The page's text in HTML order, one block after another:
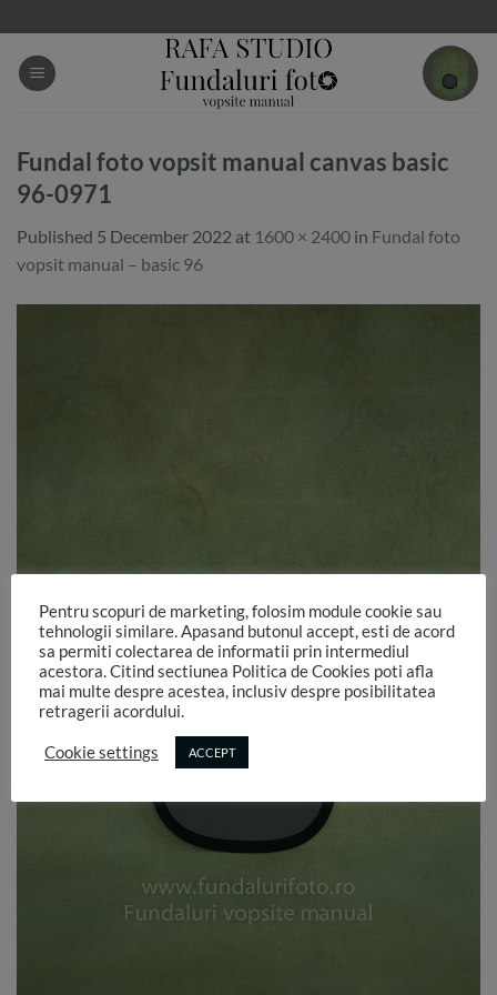
to
content
Fundal foto vopsit manual canvas basic
96-0971
Published 5 December 2022 at 1600 × 2400 in Fundal foto
vopsit manual – basic 96
Pentru scopuri de marketing, folosim module cookie sau
tehnologii similare. Apasand butonul accept, esti de acord
sa permiti colectarea de informatii prin intermediul
acestora. Citind sectiunea Politica de Cookies poti afla
mai multe despre acestea, inclusiv despre posibilitatea
retragerii acordului.
Cookie settings ACCEPT